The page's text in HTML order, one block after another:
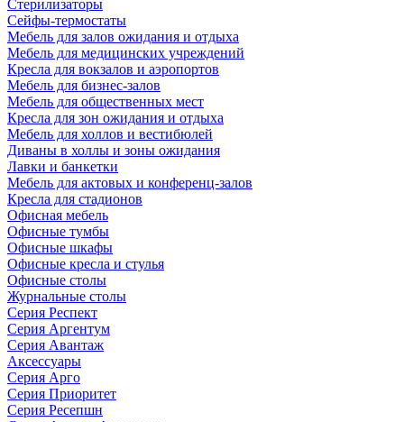
Стерилизаторы
Сейфы-термостаты
Мебель для залов ожидания и отдыха
Мебель для медицинских учреждений
Кресла для вокзалов и аэропортов
Мебель для бизнес-залов
Мебель для общественных мест
Кресла для зон ожидания и отдыха
Мебель для холлов и вестибюлей
Диваны в холлы и зоны ожидания
Лавки и банкетки
Мебель для актовых и конференц-залов
Кресла для стадионов
Офисная мебель
Офисные тумбы
Офисные шкафы
Офисные кресла и стулья
Офисные столы
Журнальные столы
Серия Респект
Серия Аргентум
Серия Авантаж
Аксессуары
Серия Арго
Серия Приоритет
Серия Ресепшн